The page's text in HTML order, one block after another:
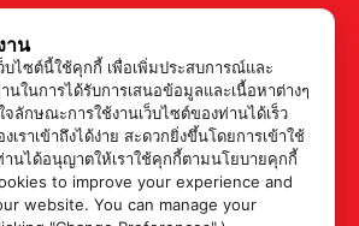
ต
าน
บไซต์นี้ใช้คุกกี้ เพื่อเพิ่มประสบการณ์และ
นในการได้รับการเสนอข้อมูลและเนื้อหาต่างๆ
จลักษณะการใช้งานเว็บไซต์ของท่านได้เร็ว
เราเข้าถึงได้ง่าย สะดวกยิ่งขึ้นโดยการเข้าใช้
านได้อนุญาตให้เราใช้คุกกี้ตามนโยบายคุกกี้
to improve your experience and
website. You can manage your